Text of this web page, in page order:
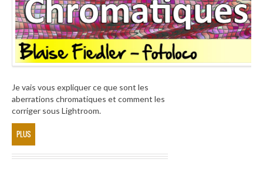
Je vais vous expliquer ce que sont les
aberrations chromatiques et comment les
corriger sous Lightroom.
PLUS